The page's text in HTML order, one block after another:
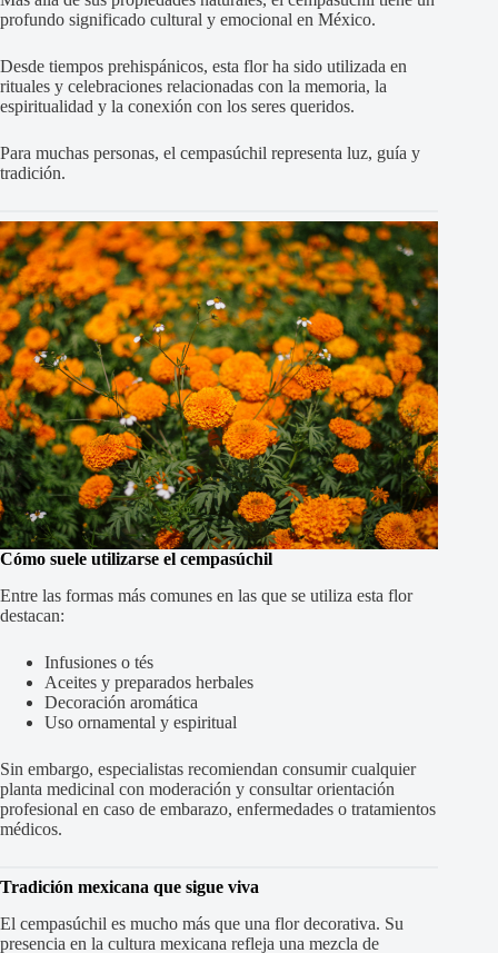
profundo significado cultural y emocional en México.
Desde tiempos prehispánicos, esta flor ha sido utilizada en
rituales y celebraciones relacionadas con la memoria, la
espiritualidad y la conexión con los seres queridos.
Para muchas personas, el cempasúchil representa luz, guía y
tradición.
Cómo suele utilizarse el cempasúchil
Entre las formas más comunes en las que se utiliza esta flor
destacan:
Infusiones o tés
Aceites y preparados herbales
Decoración aromática
Uso ornamental y espiritual
Sin embargo, especialistas recomiendan consumir cualquier
planta medicinal con moderación y consultar orientación
profesional en caso de embarazo, enfermedades o tratamientos
médicos.
Tradición mexicana que sigue viva
El cempasúchil es mucho más que una flor decorativa. Su
presencia en la cultura mexicana refleja una mezcla de